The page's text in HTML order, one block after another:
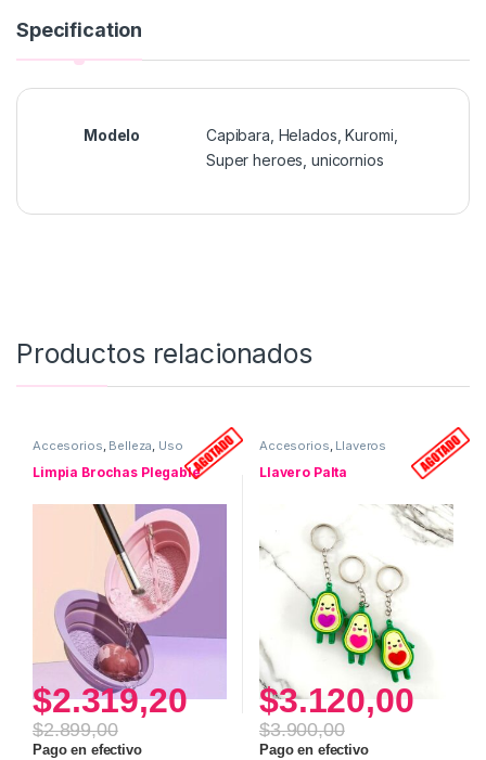
Specification
Modelo
Capibara, Helados, Kuromi,
Super heroes, unicornios
Productos relacionados
Accesorios, Belleza, Uso
Limpia Brochas Plegable
$2.319,20
$2.899,00
Pago en efectivo
Accesorios, Llaveros
Llavero Palta
$3.120,00
$3.900,00
Pago en efectivo